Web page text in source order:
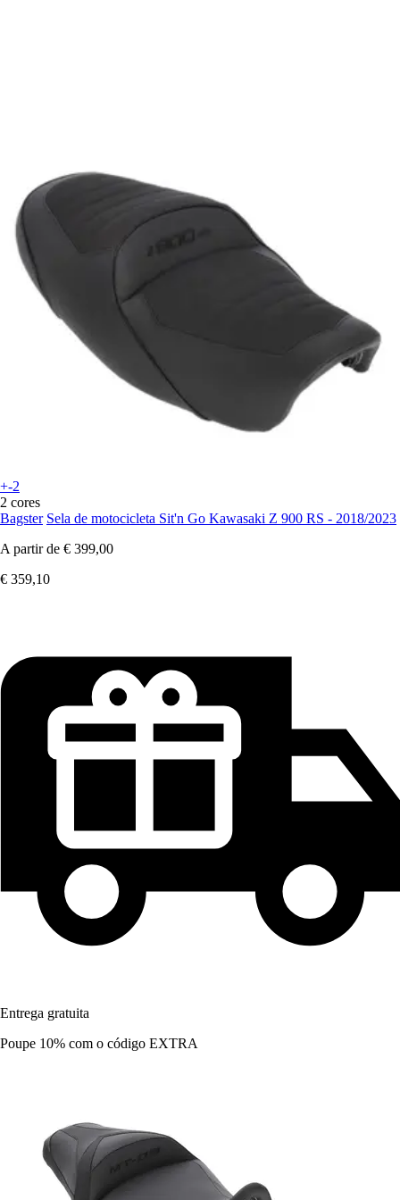
+-2
2 cores
Bagster Sela de motocicleta Sit'n Go Kawasaki Z 900 RS - 2018/2023
A partir de € 399,00
€ 359,10
Entrega gratuita
Poupe 10% com o código EXTRA